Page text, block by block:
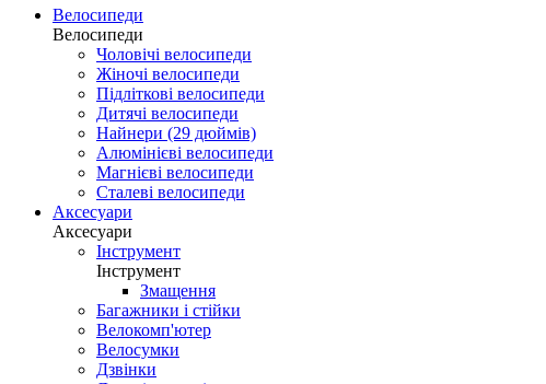
Велосипеди
Велосипеди
Чоловічі велосипеди
Жіночі велосипеди
Підліткові велосипеди
Дитячі велосипеди
Найнери (29 дюймів)
Алюмінієві велосипеди
Магнієві велосипеди
Сталеві велосипеди
Аксесуари
Аксесуари
Інструмент
Інструмент
Змащення
Багажники і стійки
Велокомп'ютер
Велосумки
Дзвінки